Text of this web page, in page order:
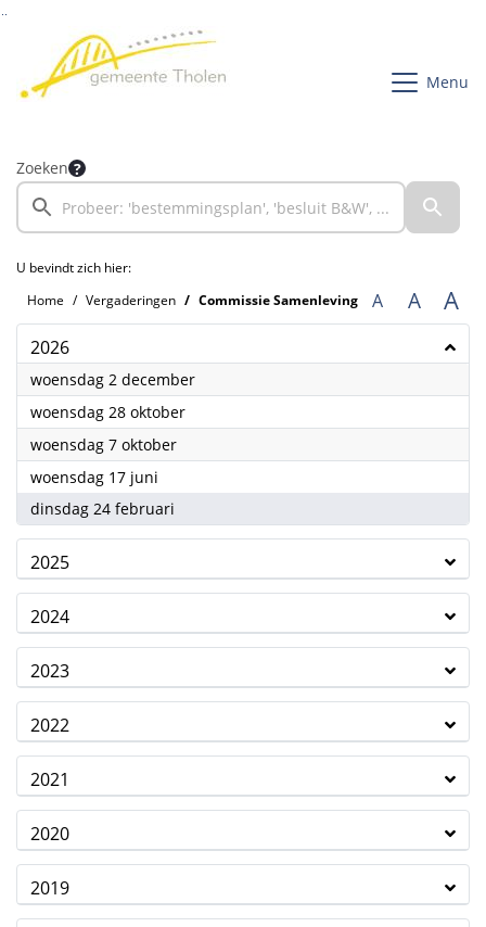
Menu
Zoeken
U bevindt zich hier:
Home
Vergaderingen Commissie Samenleving A A A
2026
woensdag 2 december2026
woensdag 28 oktober2026
woensdag 7 oktober2026
woensdag 17 juni
dinsdag 24 februari
2025
2024
2023
2022
2021
2020
2019